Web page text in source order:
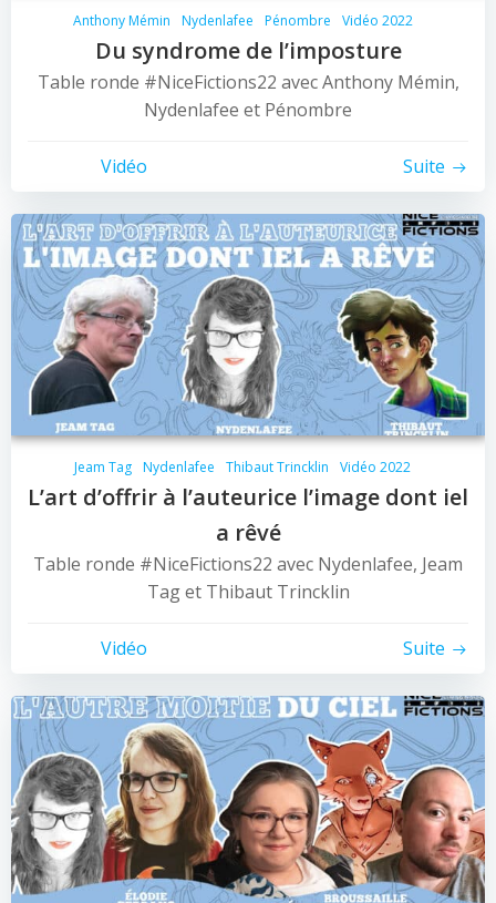
Anthony Mémin Nydenlafee Pénombre Vidéo 2022
Du syndrome de l’imposture
Table ronde #NiceFictions22 avec Anthony Mémin,
Nydenlafee et Pénombre
Vidéo Suite
Jeam Tag Nydenlafee Thibaut Trincklin Vidéo 2022
L’art d’offrir à l’auteurice l’image dont iel
a rêvé
Table ronde #NiceFictions22 avec Nydenlafee, Jeam
Tag et Thibaut Trincklin
Vidéo Suite